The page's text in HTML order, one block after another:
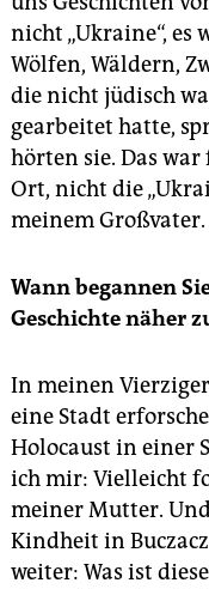
nicht „Ukraine“, es
Wölfen, Wäldern,
die nicht jüdisch
gearbeitet hatte,
hörten sie. Das
Ort, nicht die
meinem Großvater.
Wann begannen
Geschichte näher
In meinen
eine Stadt
Holocaust in einer
ich mir: Vielleicht
meiner Mutter.
Kindheit in
weiter: Was ist